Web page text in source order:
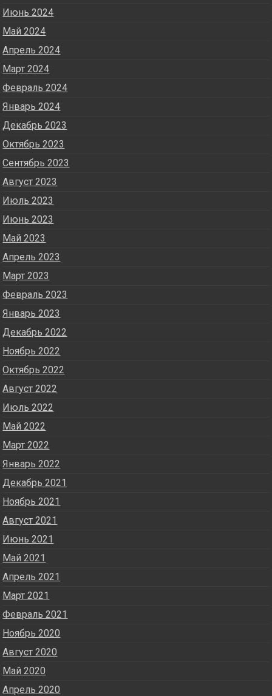
Июнь 2024
Май 2024
Апрель 2024
Март 2024
Февраль 2024
Январь 2024
Декабрь 2023
Октябрь 2023
Сентябрь 2023
Август 2023
Июль 2023
Июнь 2023
Май 2023
Апрель 2023
Март 2023
Февраль 2023
Январь 2023
Декабрь 2022
Ноябрь 2022
Октябрь 2022
Август 2022
Июль 2022
Май 2022
Март 2022
Январь 2022
Декабрь 2021
Ноябрь 2021
Август 2021
Июнь 2021
Май 2021
Апрель 2021
Март 2021
Февраль 2021
Ноябрь 2020
Август 2020
Май 2020
Апрель 2020